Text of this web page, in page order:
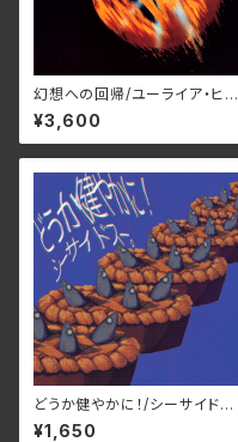
幻想への回帰/ユーライア・ヒー
プ BELLE-264386(仕様:SH
M-CD)
¥3,600
どうか健やかに！/シーサイドス
ー。 ROJI-003(仕様:CD)
¥1,650